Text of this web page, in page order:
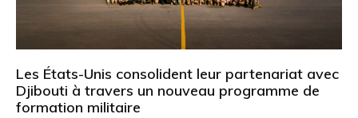
Les États-Unis consolident leur partenariat avec
Djibouti à travers un nouveau programme de
formation militaire